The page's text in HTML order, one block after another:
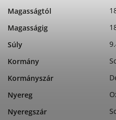
Magasságtól
Magasságig
Súly
Kormány
Kormányszár
Nyereg
Nyeregszár